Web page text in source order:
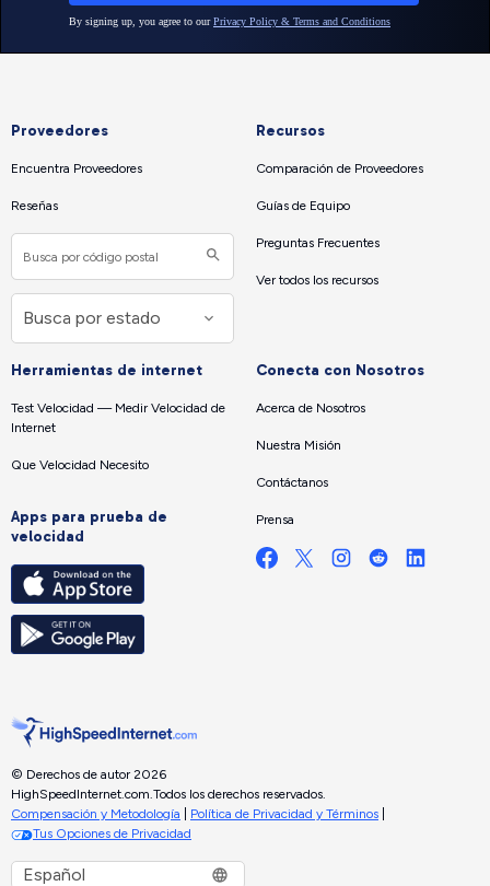
Proveedores
Encuentra Proveedores
Reseñas
Recursos
Comparación de Proveedores
Guías de Equipo
Preguntas Frecuentes
Ver todos los recursos
Herramientas de internet
Test Velocidad — Medir Velocidad de
Internet
Que Velocidad Necesito
Apps para prueba de
velocidad
Conecta con Nosotros
Acerca de Nosotros
Nuestra Misión
Contáctanos
Prensa
© Derechos de autor 2026
HighSpeedInternet.com. Todos los derechos reservados.
Compensación y Metodología
Política de Privacidad y Términos
Tus Opciones de Privacidad